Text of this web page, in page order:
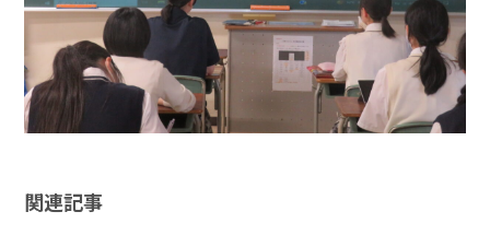
関連記事